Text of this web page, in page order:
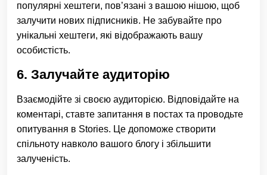
популярні хештеги, пов’язані з вашою нішою, щоб
залучити нових підписників. Не забувайте про
унікальні хештеги, які відображають вашу
особистість.
6. Залучайте аудиторію
Взаємодійте зі своєю аудиторією. Відповідайте на
коментарі, ставте запитання в постах та проводьте
опитування в Stories. Це допоможе створити
спільноту навколо вашого блогу і збільшити
залученість.